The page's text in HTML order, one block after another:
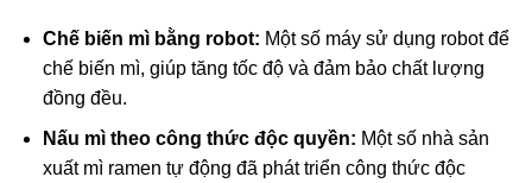
Chế biến mì bằng robot: Một số máy sử dụng robot để
chế biến mì, giúp tăng tốc độ và đảm bảo chất lượng
đồng đều.
Nấu mì theo công thức độc quyền: Một số nhà sản
xuất mì ramen tự động đã phát triển công thức độc